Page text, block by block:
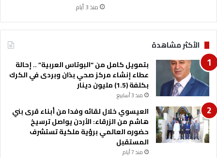
منذ 3 أيام
الأكثر مشاهدة
بتمويل كامل من “البوتاس العربية” .. إحالة
عطاء إنشاء مركز صحي بذان وبردى في الكرك
بكلفة (1.5) مليون دينار
منذ 3 أسابيع
العيسوي خلال لقائه وفدا من أبناء قرى بني
هاشم من الزرقاء: الأردن يواصل ترسيخ
حضوره العالمي برؤية ملكية تستشرف
المستقبل
منذ 7 أيام